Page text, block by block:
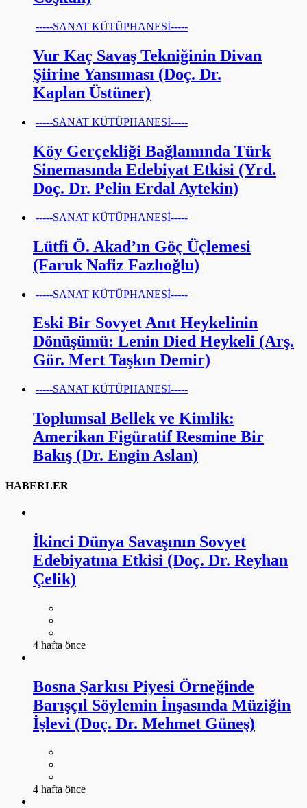
-----SANAT KÜTÜPHANESİ-----
Vur Kaç Savaş Tekniğinin Divan
Şiirine Yansıması (Doç. Dr.
Kaplan Üstüner)
-----SANAT KÜTÜPHANESİ-----
Köy Gerçekliği Bağlamında Türk
Sinemasında Edebiyat Etkisi (Yrd.
Doç. Dr. Pelin Erdal Aytekin)
-----SANAT KÜTÜPHANESİ-----
Lütfi Ö. Akad’ın Göç Üçlemesi
(Faruk Nafiz Fazlıoğlu)
-----SANAT KÜTÜPHANESİ-----
Eski Bir Sovyet Anıt Heykelinin
Dönüşümü: Lenin Died Heykeli (Arş.
Gör. Mert Taşkın Demir)
-----SANAT KÜTÜPHANESİ-----
Toplumsal Bellek ve Kimlik:
Amerikan Figüratif Resmine Bir
Bakış (Dr. Engin Aslan)
HABERLER
İkinci Dünya Savaşının Sovyet
Edebiyatına Etkisi (Doç. Dr. Reyhan
Çelik)
4 hafta önce
Bosna Şarkısı Piyesi Örneğinde
Barışçıl Söylemin İnşasında Müziğin
İşlevi (Doç. Dr. Mehmet Güneş)
4 hafta önce